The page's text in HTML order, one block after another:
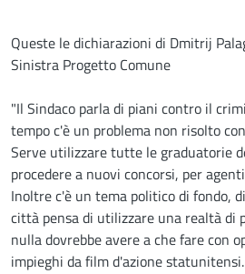
Descrizione
Queste le dichiarazioni di Dmitrij
Sinistra Progetto Comune
"Il Sindaco parla di piani contro il
tempo c'è un problema non risolto
Serve utilizzare tutte le graduatorie
procedere a nuovi concorsi, per
Inoltre c'è un tema politico di fondo,
città pensa di utilizzare una realtà di
nulla dovrebbe avere a che fare con
impieghi da film d'azione statunitensi.